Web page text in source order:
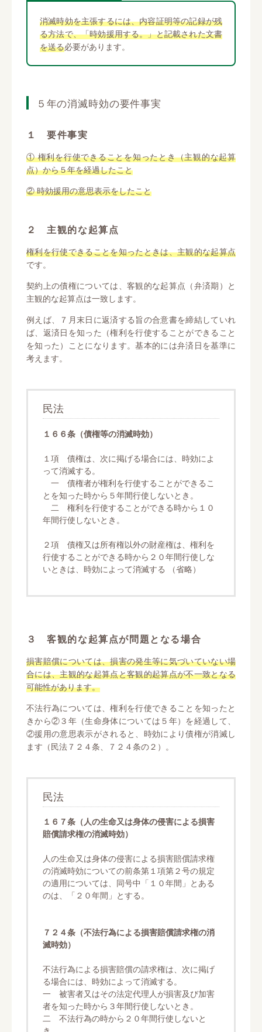
消滅時効を主張するには、内容証明等の記録が残
る方法で、「時効援用する。」と記載された文書
を送る必要があります。
５年の消滅時効の要件事実
１ 要件事実
① 権利を行使できることを知ったとき（主観的な起算
点）から５年を経過したこと
② 時効援用の意思表示をしたこと
２ 主観的な起算点
権利を行使できることを知ったときは、主観的な起算点
です。
契約上の債権については、客観的な起算点（弁済期）と
主観的な起算点は一致します。
例えば、７月末日に返済する旨の合意書を締結していれ
ば、返済日を知った（権利を行使することができること
を知った）ことになります。基本的には弁済日を基準に
考えます。
民法
１６６条（債権等の消滅時効）
１項 債権は、次に掲げる場合には、時効によ
って消滅する。
一 債権者が権利を行使することができるこ
とを知った時から５年間行使しないとき。
二 権利を行使することができる時から１０
年間行使しないとき。
２項 債権又は所有権以外の財産権は、権利を
行使することができる時から２０年間行使しな
いときは、時効によって消滅する （省略）
３ 客観的な起算点が問題となる場合
損害賠償については、損害の発生等に気づいていない場
合には、主観的な起算点と客観的起算点が不一致となる
可能性があります。
不法行為については、権利を行使できることを知ったと
きから②３年（生命身体については５年）を経過して、
②援用の意思表示がされると、時効により債権が消滅し
ます（民法７２４条、７２４条の２）。
民法
１６７条（人の生命又は身体の侵害による損害
賠償請求権の消滅時効）
人の生命又は身体の侵害による損害賠償請求権
の消滅時効についての前条第１項第２号の規定
の適用については、同号中「１０年間」とある
のは、「２０年間」とする。
７２４条（不法行為による損害賠償請求権の消
滅時効）
不法行為による損害賠償の請求権は、次に掲げ
る場合には、時効によって消滅する。
一 被害者又はその法定代理人が損害及び加害
者を知った時から３年間行使しないとき。
二 不法行為の時から２０年間行使しないと